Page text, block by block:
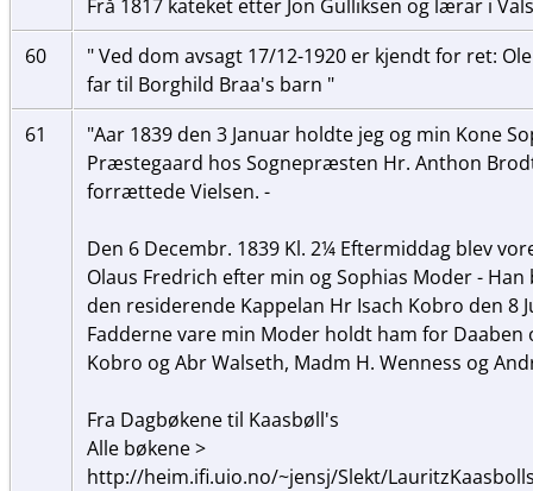
Frå 1817 kateket etter Jon Gulliksen og lærar i
60
" Ved dom avsagt 17/12-1920 er kjendt for ret:
far til Borghild Braa's barn "
61
"Aar 1839 den 3 Januar holdte jeg og min Kone
Præstegaard hos Sognepræsten Hr. Anthon
forrættede Vielsen. -
Den 6 Decembr. 1839 Kl. 2¼ Eftermiddag blev
Olaus Fredrich efter min og Sophias Moder -
den residerende Kappelan Hr Isach Kobro den 8
Fadderne vare min Moder holdt ham for
Kobro og Abr Walseth, Madm H. Wenness og
Fra Dagbøkene til Kaasbøll's
Alle bøkene >
http://heim.ifi.uio.no/~jensj/Slekt/